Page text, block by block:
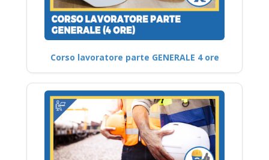
Corso lavoratore parte GENERALE 4 ore